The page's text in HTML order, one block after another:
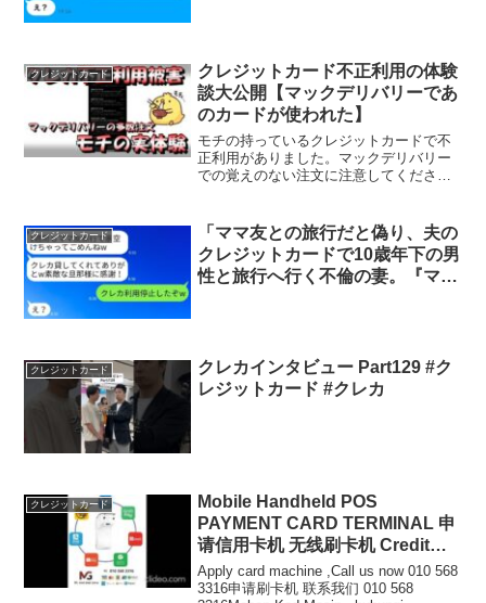
クレジットカード
クレジットカード不正利用の体験
談大公開【マックデリバリーであ
のカードが使われた】
モチの持っているクレジットカードで不
正利用がありました。マックデリバリー
での覚えのない注文に注意してください
ルド（初年度無料）プラチナ🔹三井住友
カードモチの紹介UR...
クレジットカード
「ママ友との旅行だと偽り、夫の
クレジットカードで10歳年下の男
性と旅行へ行く不倫の妻。『ママ
た。」
クレジットカード
クレカインタビュー Part129 #ク
レジットカード #クレカ
クレジットカード
Mobile Handheld POS
PAYMENT CARD TERMINAL 申
请信用卡机 无线刷卡机 Credit
Card Machine 信用卡机 クレジッ
トカード機 신용 카드 기계
Apply card machine ,Call us now 010 568
3316申请刷卡机 联系我们 010 568